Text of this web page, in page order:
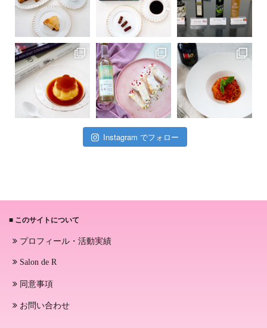
Instagram でフォロー
■ このサイトについて
プロフィール・活動実績
Salon de R
同意事項
お問い合わせ